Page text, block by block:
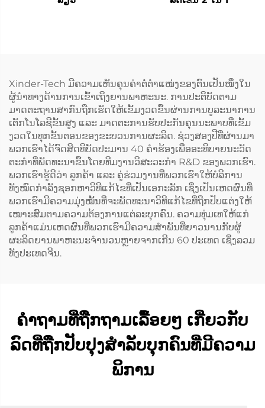
Xinder-Tech ມີຄວາມເຫັນຄຸນຄ່າຕໍ່ຕຳແໜ່ງຂອງຕົນເປັນໜຶ່ງໃນ
ຜູ້ນຳທາງດ້ານການເຂົ້າເຖິງຍານພາຫະນະ. ການປະຕິບັດຕາມ
ມາດຕະຖານສາກົນຖືກເຮັດໃຫ້ເຂັ້ມງວດຂຶ້ນຜ່ານການບູລະນາການ
ເຕັກໂນໂລຊີຂັ້ນສູງ ແລະ ມາດຕະການຮັບປະກັນຄຸນນະພາບທີ່ເຂັ້ມ
ງວດໃນທຸກຂັ້ນຕອນຂອງຂະບວນການຜະລິດ. ຊ່ວງສອງປີທີ່ຜ່ານມາ
ພວກເຮົາໄດ້ຈົດສິດທິບັດປະມານ 40 ຄຳຮ້ອງເພື່ອອະທິບາຍນະວັດ
ຕະກຳທີ່ພັດທະນາຂຶ້ນໂດຍທີມງານວິສະວະກຳ R&D ຂອງພວກເຮົາ.
ພວກເຮົາຮູ້ດີວ່າ ລູກຄ້າ ແລະ ຄູ່ຮ່ວມງານທີ່ພວກເຮົາໃຫ້ບໍລິການ
ທັງໝົດກຳລັງຊອກຫາວິທີແກ້ໄຂທີ່ເປັນເອກະລັກ ເຊິ່ງເປັນເຫດຜົນທີ່
ພວກເຮົາມີຄວາມມຸ່ງໝັ້ນທີ່ຈະພັດທະນາວິທີແກ້ໄຂທີ່ຖືກປັບແຕ່ງໃຫ້
ເໝາະສົມຕາມຄວາມຕ້ອງການແຕ່ລະບຸກຄົນ. ຄວາມທຸ່ມເທໃຫ້ແກ່
ລູກຄ້າແມ່ນເຫດຜົນທີ່ພວກເຮົາມີຄວາມສຳພັນທີ່ຍາວນານກັບຜູ້
ຜະລິດຍານພາຫະນະຈຳນວນຫຼາຍຈາກເກີນ 60 ປະເທດ ເຊິ່ງລວມ
ທັງປະເທດຈີນ.
ຄຳຖາມທີ່ຖືກຖາມເລື້ອຍໆ ເກີ່ຍວກັບ
ລົດທີ່ຖືກປັບປຸງສຳລັບບຸກຄົນທີ່ມີຄວາມ
ພິການ